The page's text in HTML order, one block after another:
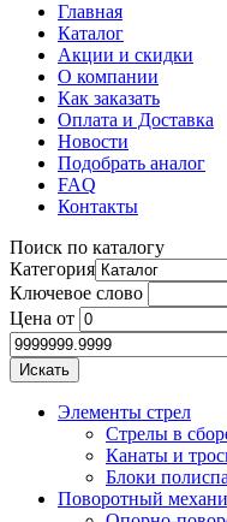
Главная
Каталог
Акции и скидки
О компании
Как заказать
Оплата и Доставка
Новости
Подобрать аналог
FAQ
Контакты
Поиск по каталогу
Категория
Ключевое слово
Цена от
Элементы стрел
Стрелы в
Канаты и
Блоки
Поворотный